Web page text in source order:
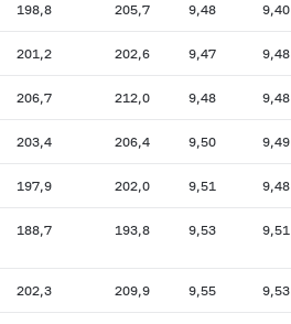
198,8 205,7 9,48 9,40
201,2 202,6 9,47 9,48
206,7 212,0 9,48 9,48
203,4 206,4 9,50 9,49
197,9 202,0 9,51 9,48
188,7 193,8 9,53 9,51
202,3 209,9 9,55 9,53